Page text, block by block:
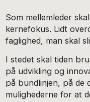
Som mellemleder
kernefokus. Lidt
faglighed, man skal
I stedet skal tiden
på udvikling og
på bundlinjen, på de
mulighederne for at